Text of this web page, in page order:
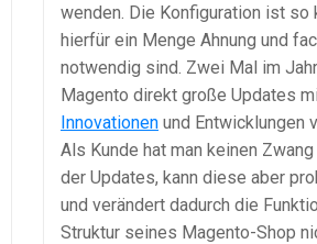
wenden. Die Konfiguration ist so
hierfür ein Menge Ahnung und
notwendig sind. Zwei Mal im
Magento direkt große Updates
Innovationen und Entwicklungen
Als Kunde hat man keinen
der Updates, kann diese aber
und verändert dadurch die
Struktur seines Magento-Shop